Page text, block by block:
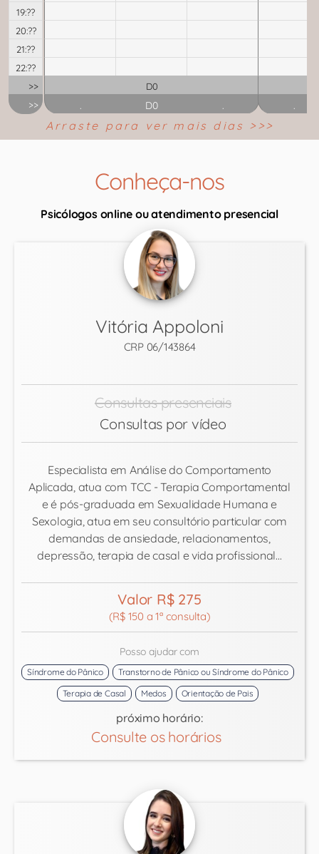
19:??
20:??
21:??
22:??
>>
>>
.
D0
D0 . .
Arraste para ver mais dias >>>
Conheça-nos
Psicólogos online ou atendimento presencial
Vitória Appoloni
CRP 06/143864
Consultas presenciais
Consultas por vídeo
Especialista em Análise do Comportamento
Aplicada, atua com TCC - Terapia Comportamental
e é pós-graduada em Sexualidade Humana e
Sexologia, atua em seu consultório particular com
demandas de ansiedade, relacionamentos,
depressão, terapia de casal e vida profissional...
Valor R$ 275
(R$ 150 a 1ª consulta)
Posso ajudar com
Síndrome do Pânico
Transtorno de Pânico ou Síndrome do Pânico
Terapia de Casal
Medos Orientação de Pais
próximo horário:
Consulte os horários